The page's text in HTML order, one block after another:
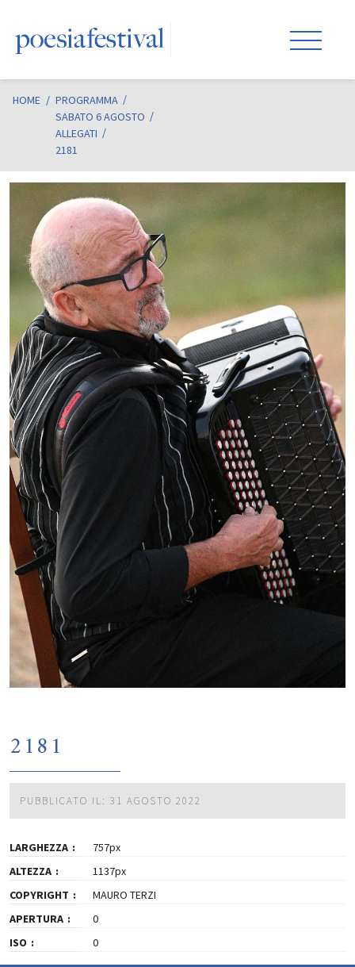
HOME / PROGRAMMA
SABATO 6 AGOSTO
ALLEGATI
2181
2181
PUBBLICATO IL: 31 AGOSTO 2022
LARGHEZZA
757px
ALTEZZA
1137px
COPYRIGHT
MAURO TERZI
APERTURA
0
ISO
0